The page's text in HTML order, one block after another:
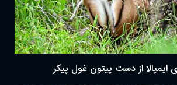
ایمپالا از دست پیتون غول پیکر